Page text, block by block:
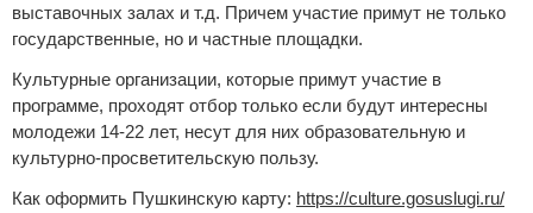
выставочных залах и т.д. Причем участие примут не только
государственные, но и частные площадки.
Культурные организации, которые примут участие в
программе, проходят отбор только если будут интересны
молодежи 14-22 лет, несут для них образовательную и
культурно-просветительскую пользу.
Как оформить Пушкинскую карту: https://culture.gosuslugi.ru/